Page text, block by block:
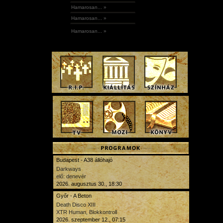
Hamarosan... »
Hamarosan... »
Hamarosan... »
Budapest - A38 állóhajó
Darkways
elő: denevér
2026. augusztus 30., 18:30
Győr - A Beton
Death Disco XIII
XTR Human, Blokkontroll
2026. szeptember 12., 07:15